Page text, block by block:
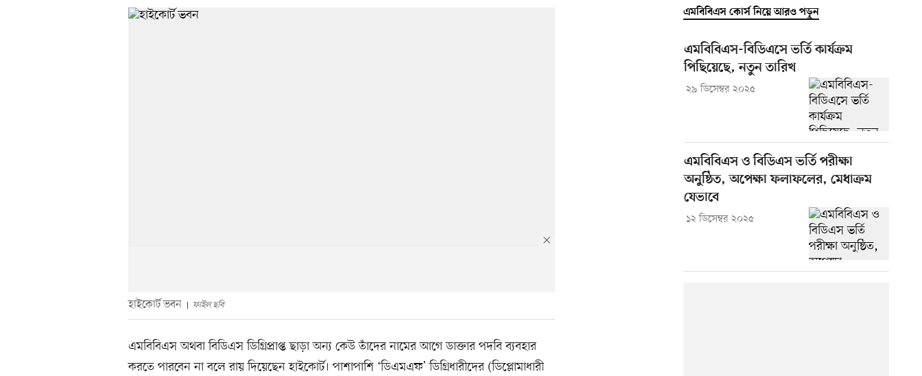
হাইকোর্ট ভবন ফাইল ছবি
এমবিবিএস অথবা বিডিএস ডিগ্রিপ্রাপ্ত ছাড়া অন্য কেউ তাঁদের নামের আগে ডাক্তার পদবি ব্যবহার
করতে পারবেন না বলে রায় দিয়েছেন হাইকোর্ট। পাশাপাশি ‘ডিএমএফ’ ডিগ্রিধারীদের (ডিপ্লোমাধারী
এমবিবিএস কোর্স নিয়ে আরও পড়ুন
এমবিবিএস-বিডিএসে ভর্তি কার্যক্রম
পিছিয়েছে, নতুন তারিখ
২৯ ডিসেম্বর ২০২৫
এমবিবিএস ও বিডিএস ভর্তি পরীক্ষা
অনুষ্ঠিত, অপেক্ষা ফলাফলের, মেধাক্রম
যেভাবে
১২ ডিসেম্বর ২০২৫